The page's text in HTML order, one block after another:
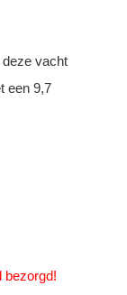
vacht
een 9,7
bezorgd!